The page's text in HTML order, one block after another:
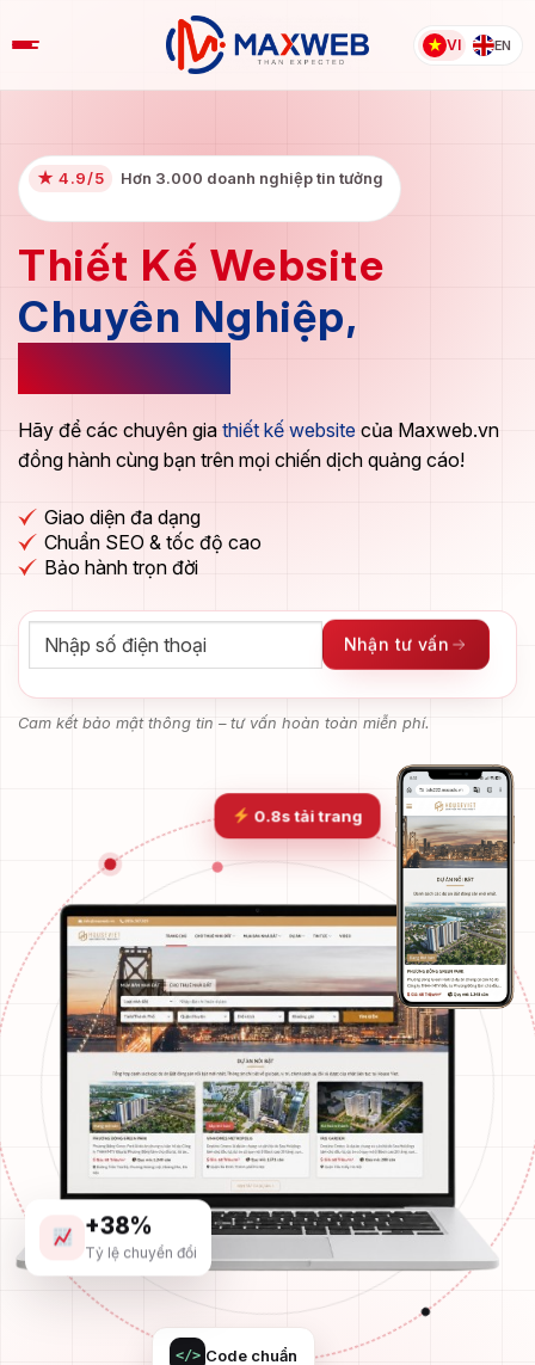
to
VI EN
★ 4.9/5 Hơn 3.000 doanh nghiệp tin tưởng
Thiết Kế Website
Chuyên Nghiệp,
Đẳng Cấp
Hãy để các chuyên gia thiết kế website của Maxweb.vn
đồng hành cùng bạn trên mọi chiến dịch quảng cáo!
Giao diện đa dạng
Chuẩn SEO & tốc độ cao
Bảo hành trọn đời
Nhận tư vấn
Cam kết bảo mật thông tin – tư vấn hoàn toàn miễn phí.
+38%
Tỷ lệ chuyển đổi
0.8s tải trang
Code chuẩn